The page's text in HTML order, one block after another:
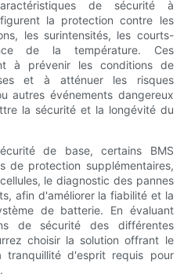
de sécurité à
la protection contre les
les surintensités, les courts-
de la température. Ces
à prévenir les conditions de
et à atténuer les risques
autres événements dangereux
la sécurité et la longévité du
de base, certains BMS
de protection supplémentaires,
le diagnostic des pannes
afin d'améliorer la fiabilité et la
de batterie. En évaluant
de sécurité des différentes
choisir la solution offrant le
d'esprit requis pour